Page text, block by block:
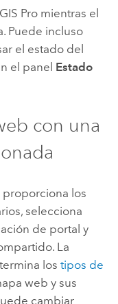
Promientras el
Puede incluso
el estado del
el panel Estado
con una
los
selecciona
de portal y
La
los tipos de
web y sus
cambiar